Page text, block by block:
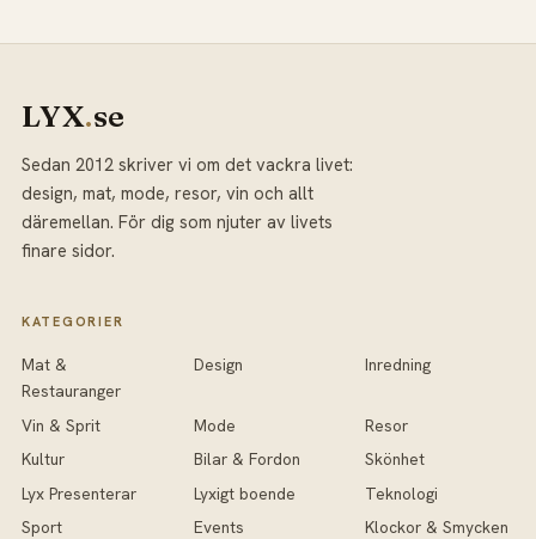
LYX.se
Sedan 2012 skriver vi om det vackra livet:
design, mat, mode, resor, vin och allt
däremellan. För dig som njuter av livets
finare sidor.
KATEGORIER
Mat &
Restauranger
Design Inredning
Vin & Sprit Mode
Resor
Kultur
Bilar & Fordon
Skönhet
Lyx Presenterar
Lyxigt boende
Teknologi
Sport
Events
Klockor & Smycken